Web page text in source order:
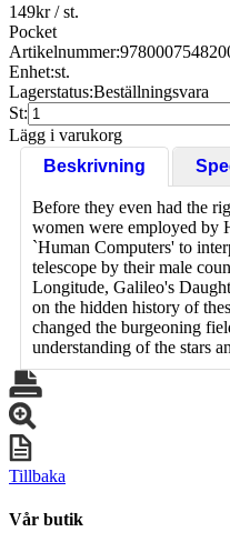
149kr/ st.
Pocket
Artikelnummer:
Enhet:st.
Lagerstatus:Beställningsvara
St:
Lägg i varukorg
Beskrivning
Before they even had the
women were employed by
`Human Computers' to
telescope by their male
Longitude, Galileo's
on the hidden history of
changed the burgeoning
understanding of the stars
Tillbaka
Vår butik